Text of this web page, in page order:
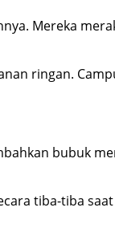
Mereka
ringan.
bubuk
tiba-tiba